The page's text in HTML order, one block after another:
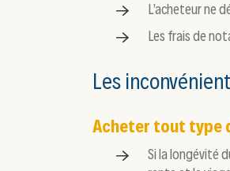
L’acheteur ne
Les frais de
Les
Acheter tout type
Si la longévité